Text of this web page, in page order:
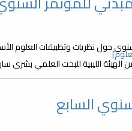
حول نظريات وتطبيقات العلوم
الهيئة الليبية للبحث العلمي
السابع